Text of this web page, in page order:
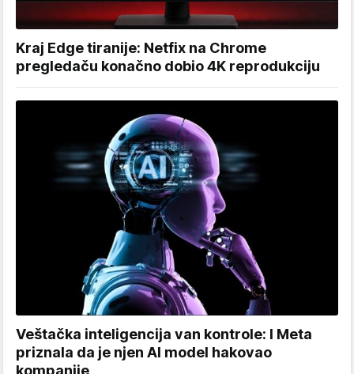
Kraj Edge tiranije: Netfix na Chrome
pregledaču konačno dobio 4K reprodukciju
Veštačka inteligencija van kontrole: I Meta
priznala da je njen AI model hakovao
kompanije